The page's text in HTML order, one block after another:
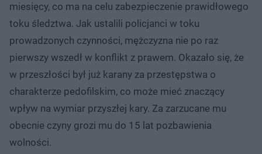
miesięcy, co ma na celu zabezpieczenie prawidłowego
toku śledztwa. Jak ustalili policjanci w toku
prowadzonych czynności, mężczyzna nie po raz
pierwszy wszedł w konflikt z prawem. Okazało się, że
w przeszłości był już karany za przestępstwa o
charakterze pedofilskim, co może mieć znaczący
wpływ na wymiar przyszłej kary. Za zarzucane mu
obecnie czyny grozi mu do 15 lat pozbawienia
wolności.